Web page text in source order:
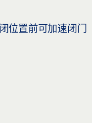
位置前可加速闭门